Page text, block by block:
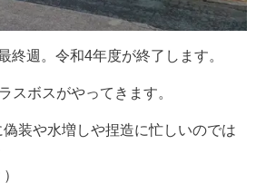
終週。令和4年度が終了します。
スボスがやってきます。
装や水増しや捏造に忙しいのでは